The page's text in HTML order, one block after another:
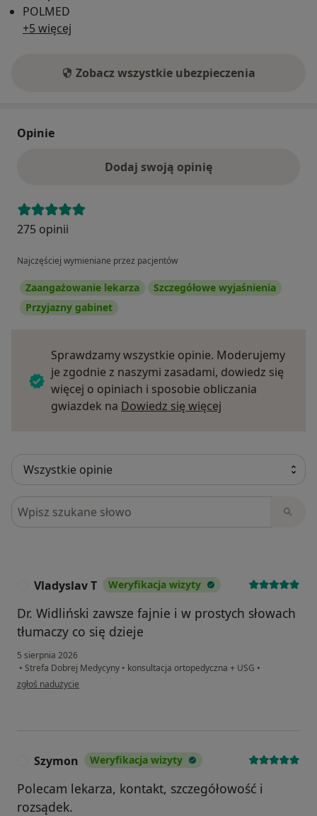
POLMED
+5 więcej
Zobacz wszystkie ubezpieczenia
Opinie
Dodaj swoją opinię
275 opinii
Najczęściej wymieniane przez pacjentów
Zaangażowanie lekarza
Szczegółowe wyjaśnienia
Przyjazny gabinet
Sprawdzamy wszystkie opinie. Moderujemy
je zgodnie z naszymi zasadami, dowiedz się
więcej o opiniach i sposobie obliczania
gwiazdek na Dowiedz się więcej
Szukaj w opiniach
Vladyslav T Weryfikacja wizyty
Dr. Widliński zawsze fajnie i w prostych słowach
tłumaczy co się dzieje
5 sierpnia 2026
• Strefa Dobrej Medycyny • konsultacja ortopedyczna + USG •
w opinii użytkownika Vladyslav T
zgłoś nadużycie
Szymon Weryfikacja wizyty
Polecam lekarza, kontakt, szczegółowość i
rozsądek.